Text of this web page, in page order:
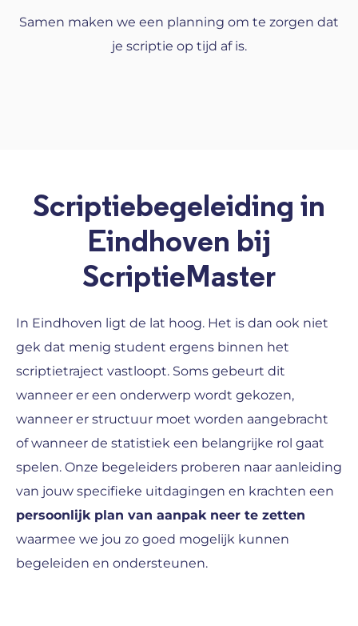
Samen maken we een planning om te zorgen dat
je scriptie op tijd af is.
Scriptiebegeleiding in
Eindhoven bij
ScriptieMaster
In Eindhoven ligt de lat hoog. Het is dan ook niet
gek dat menig student ergens binnen het
scriptietraject vastloopt. Soms gebeurt dit
wanneer er een onderwerp wordt gekozen,
wanneer er structuur moet worden aangebracht
of wanneer de statistiek een belangrijke rol gaat
spelen. Onze begeleiders proberen naar aanleiding
van jouw specifieke uitdagingen en krachten een
persoonlijk plan van aanpak neer te zetten
waarmee we jou zo goed mogelijk kunnen
begeleiden en ondersteunen.